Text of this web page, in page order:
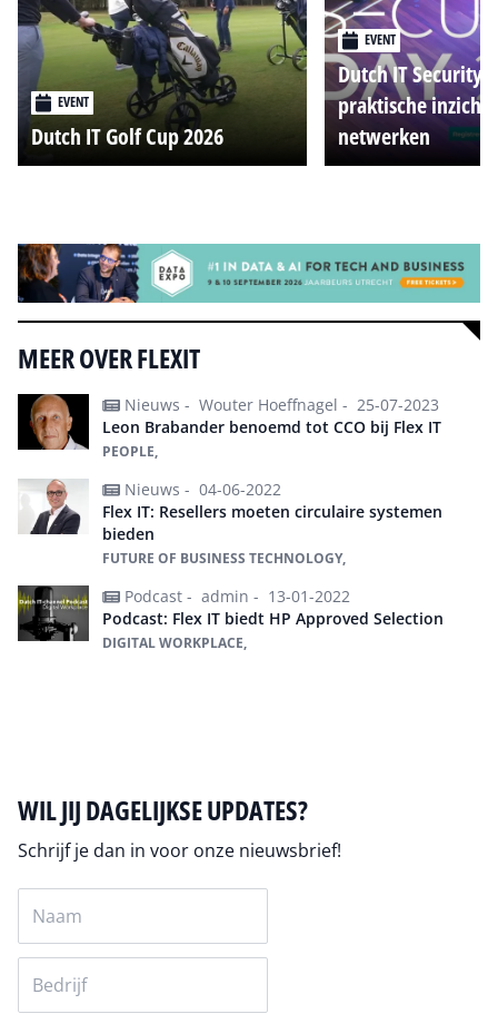
EVENT
Dutch IT Golf Cup 2026
EVENT
Dutch IT Security
praktische
netwerken
MEER OVER FLEXIT
Nieuws - Wouter Hoeffnagel - 25-07-2023
Leon Brabander benoemd tot CCO bij Flex IT
PEOPLE,
Nieuws - 04-06-2022
Flex IT: Resellers moeten circulaire systemen
bieden
FUTURE OF BUSINESS TECHNOLOGY,
Podcast - admin - 13-01-2022
Podcast: Flex IT biedt HP Approved Selection
DIGITAL WORKPLACE,
WIL JIJ DAGELIJKSE UPDATES?
Schrijf je dan in voor onze nieuwsbrief!